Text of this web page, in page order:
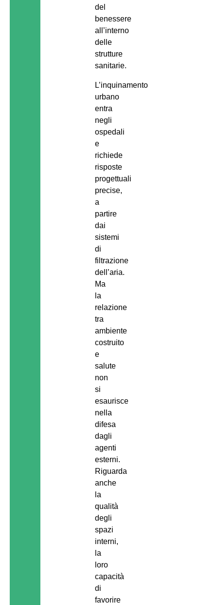
del
benessere
all’interno
delle
strutture
sanitarie.
L’inquinamento
urbano
entra
negli
ospedali
e
richiede
risposte
progettuali
precise,
a
partire
dai
sistemi
di
filtrazione
dell’aria.
Ma
la
relazione
tra
ambiente
costruito
e
salute
non
si
esaurisce
nella
difesa
dagli
agenti
esterni.
Riguarda
anche
la
qualità
degli
spazi
interni,
la
loro
capacità
di
favorire